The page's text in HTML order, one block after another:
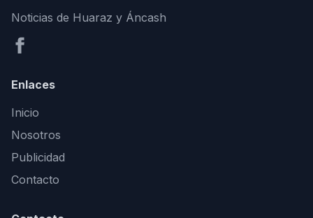
Noticias de Huaraz y Áncash
Enlaces
Inicio
Nosotros
Publicidad
Contacto